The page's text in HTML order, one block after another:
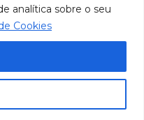
analítica sobre o seu
Cookies
reservados.
Frog